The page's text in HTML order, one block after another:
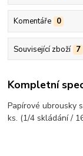
Komentáře 0
Související zboží 7
Kompletní
Papírové ubrousky
ks. (1/4 skládání /